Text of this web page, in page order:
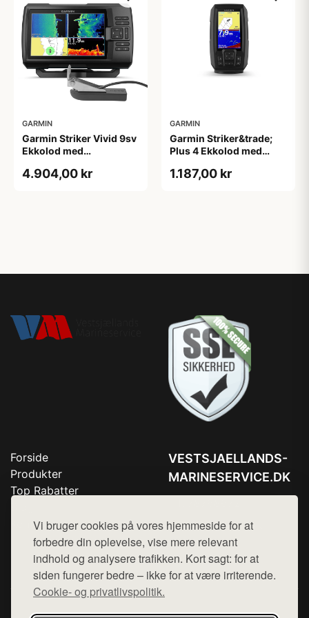
Vi bruger cookies på vores hjemmeside for at
forbedre din oplevelse, vise mere relevant
indhold og analysere trafikken. Kort sagt: for at
siden fungerer bedre – ikke for at være irriterende.
Cookie- og privatlivspolitik.
GARMIN
Garmin Striker Vivid 9sv
Ekkolod med
TM
4.904,00 kr
GARMIN
Garmin Striker&trade;
Plus 4 Ekkolod med
77/200khz 4pi
1.187,00 kr
Forside
Produkter
Top Rabatter
Kontakt
VESTSJAELLANDS-
MARINESERVICE.DK
Mail:hej@want.dk
Cookie- og privatlivspolitik